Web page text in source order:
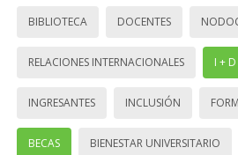
BIBLIOTECA DOCENTES
RELACIONES INTERNACIONALES I + D
INGRESANTES INCLUSIÓN
BECAS BIENESTAR UNIVERSITARIO